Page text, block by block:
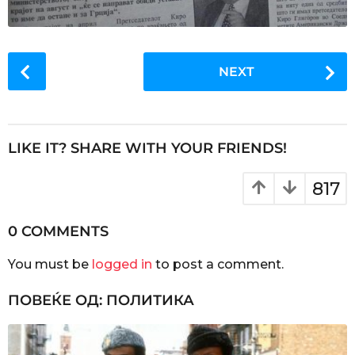
o
P
n
t
i
o
n
NEXT
LIKE IT? SHARE WITH YOUR FRIENDS!
817
0 COMMENTS
You must be logged in to post a comment.
ПОВЕЌЕ ОД: ПОЛИТИКА